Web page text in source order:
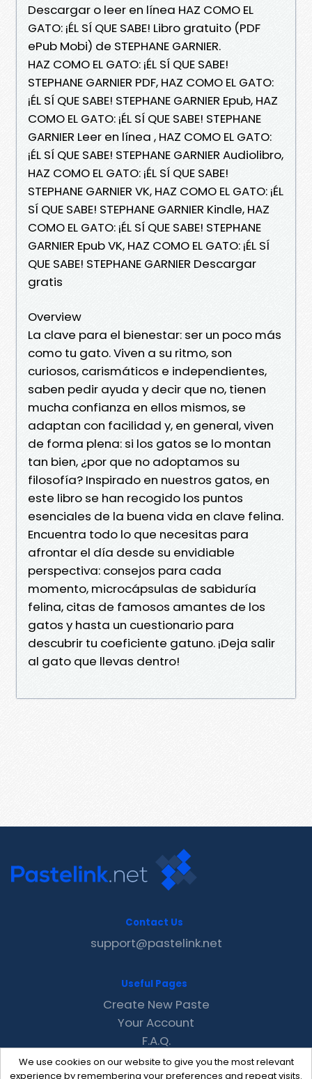
Descargar o leer en línea HAZ COMO EL
GATO: ¡ÉL SÍ QUE SABE! Libro gratuito (PDF
ePub Mobi) de STEPHANE GARNIER.
HAZ COMO EL GATO: ¡ÉL SÍ QUE SABE!
STEPHANE GARNIER PDF, HAZ COMO EL GATO:
¡ÉL SÍ QUE SABE! STEPHANE GARNIER Epub, HAZ
COMO EL GATO: ¡ÉL SÍ QUE SABE! STEPHANE
GARNIER Leer en línea , HAZ COMO EL GATO:
¡ÉL SÍ QUE SABE! STEPHANE GARNIER Audiolibro,
HAZ COMO EL GATO: ¡ÉL SÍ QUE SABE!
STEPHANE GARNIER VK, HAZ COMO EL GATO: ¡ÉL
SÍ QUE SABE! STEPHANE GARNIER Kindle, HAZ
COMO EL GATO: ¡ÉL SÍ QUE SABE! STEPHANE
GARNIER Epub VK, HAZ COMO EL GATO: ¡ÉL SÍ
QUE SABE! STEPHANE GARNIER Descargar
gratis
Overview
La clave para el bienestar: ser un poco más
como tu gato. Viven a su ritmo, son
curiosos, carismáticos e independientes,
saben pedir ayuda y decir que no, tienen
mucha confianza en ellos mismos, se
adaptan con facilidad y, en general, viven
de forma plena: si los gatos se lo montan
tan bien, ¿por que no adoptamos su
filosofía? Inspirado en nuestros gatos, en
este libro se han recogido los puntos
esenciales de la buena vida en clave felina.
Encuentra todo lo que necesitas para
afrontar el día desde su envidiable
perspectiva: consejos para cada
momento, microcápsulas de sabiduría
felina, citas de famosos amantes de los
gatos y hasta un cuestionario para
descubrir tu coeficiente gatuno. ¡Deja salir
al gato que llevas dentro!
We use cookies on our website to give you the most relevant
experience by remembering your preferences and repeat visits.
Contact Us
support@pastelink.net
Useful Pages
Create New Paste
Your Account
F.A.Q.
Recent